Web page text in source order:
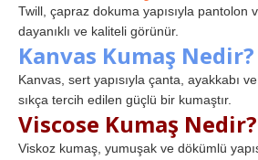
Twill, çapraz dokuma yapısıyla pantolon
dayanıklı ve kaliteli görünür.
Kanvas Kumaş Nedir?
Kanvas, sert yapısıyla çanta, ayakkabı
sıkça tercih edilen güçlü bir kumaştır.
Viscose Kumaş Nedir?
Viskoz kumaş, yumuşak ve dökümlü